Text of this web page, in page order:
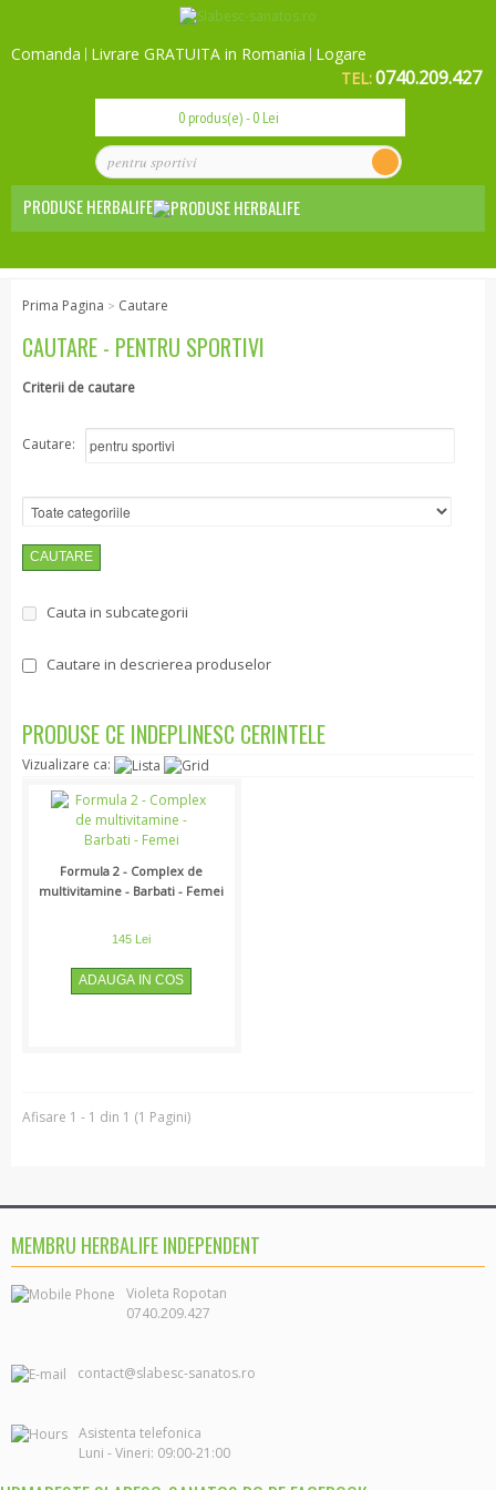
Comanda Livrare GRATUITA in Romania Logare
TEL:0740.209.427
0 produs(e) - 0 Lei
PRODUSE HERBALIFE
Zi de zi
Mic dejun sanatos
Gustari sanatoase
Controlul greutatii
Mentinere
Ingrasare
Imunitate
Energie
Fitness si sport
Imbatranire sanatoasa
Sanatatea femeii
Sanatatea Oaselor
Nutritie externa
Herbalife Skin
Par
Prima Pagina > Cautare
CAUTARE - PENTRU SPORTIVI
Criterii de cautare
Cautare:
Cauta in subcategorii
Cautare in descrierea produselor
PRODUSE CE INDEPLINESC CERINTELE
Vizualizare ca:
Formula 2 - Complex de
multivitamine - Barbati - Femei
145 Lei
Afisare 1 - 1 din 1 (1 Pagini)
MEMBRU HERBALIFE INDEPENDENT
0740.209.427
contact@slabesc-sanatos.ro
Asistenta telefonica